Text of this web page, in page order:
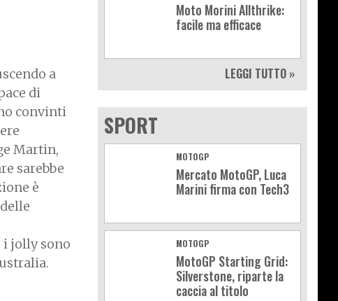
a
di
convinti
Martin,
sarebbe
è
i jolly sono
Moto Morini Allthrike:
facile ma efficace
LEGGI TUTTO »
SPORT
MOTOGP
Mercato MotoGP, Luca
Marini firma con Tech3
MOTOGP
MotoGP Starting Grid:
Silverstone, riparte la
caccia al titolo